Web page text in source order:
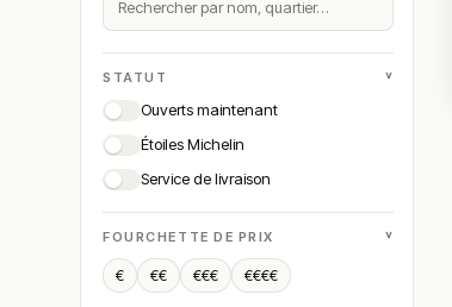
STATUT ˅
Ouverts maintenant
Étoiles Michelin
Service de livraison
FOURCHETTE DE PRIX ˅
€ €€ €€€ €€€€